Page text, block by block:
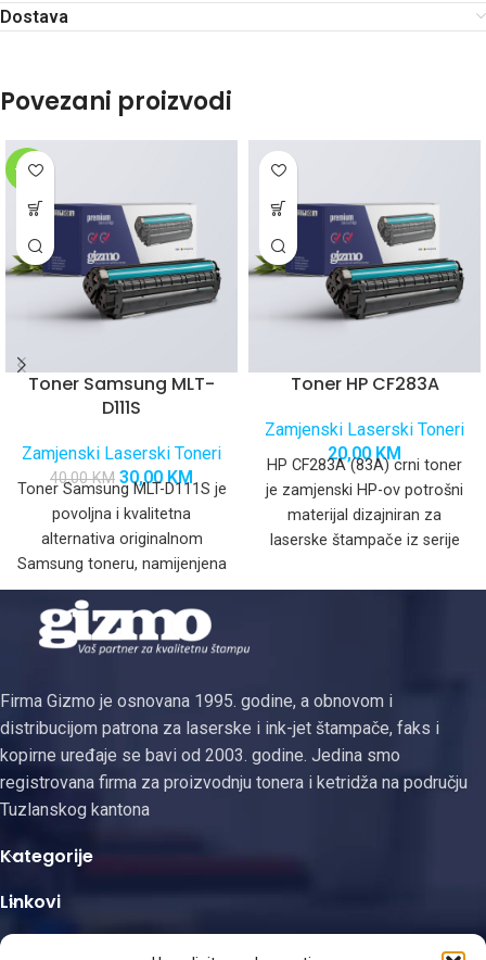
Dostava
Povezani proizvodi
-25%
Toner Samsung MLT-
D111S
Zamjenski Laserski Toneri
40,00KM 30,00KM
Toner Samsung MLT-D111S je
povoljna i kvalitetna
alternativa originalnom
Samsung toneru, namijenjena
za korisnike koji žele
značajno smanjiti troškove
štampanja
Toner HP CF283A
Zamjenski Laserski Toneri
20,00 KM
HP CF283A (83A) crni toner
je zamjenski HP-ov potrošni
materijal dizajniran za
laserske štampače iz serije
Firma Gizmo je osnovana 1995. godine, a obnovom i
distribucijom patrona za laserske i ink-jet štampače, faks i
kopirne uređaje se bavi od 2003. godine. Jedina smo
registrovana firma za proizvodnju tonera i ketridža na području
Tuzlanskog kantona
Kategorije
Linkovi
Kontakt informacije